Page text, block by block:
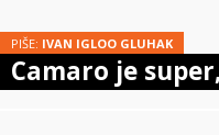
PIŠE: IVAN IGLOO GLUHAK
Camaro je